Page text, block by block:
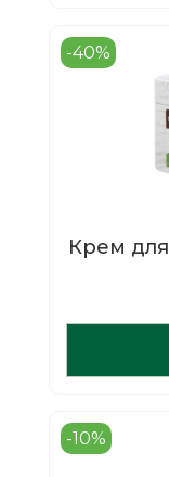
-40%
Крем
-10%